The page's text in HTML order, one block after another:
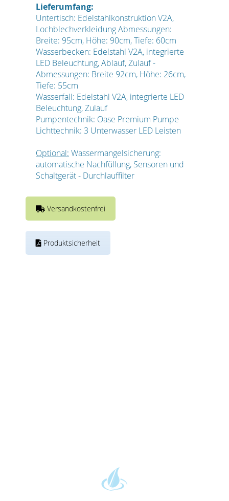
Lieferumfang:
Untertisch: Edelstahlkonstruktion V2A,
Lochblechverkleidung Abmessungen:
Breite: 95cm, Höhe: 90cm, Tiefe: 60cm
Wasserbecken: Edelstahl V2A, integrierte
LED Beleuchtung, Ablauf, Zulauf -
Abmessungen: Breite 92cm, Höhe: 26cm,
Tiefe: 55cm
Wasserfall: Edelstahl V2A, integrierte LED
Beleuchtung, Zulauf
Pumpentechnik: Oase Premium Pumpe
Lichttechnik: 3 Unterwasser LED Leisten
Optional: Wassermangelsicherung:
automatische Nachfüllung, Sensoren und
Schaltgerät - Durchlauffilter
Versandkostenfrei
Produktsicherheit